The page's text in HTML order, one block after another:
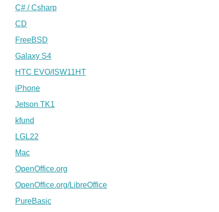
C# / Csharp
CD
FreeBSD
Galaxy S4
HTC EVO/ISW11HT
iPhone
Jetson TK1
kfund
LGL22
Mac
OpenOffice.org
OpenOffice.org/LibreOffice
PureBasic